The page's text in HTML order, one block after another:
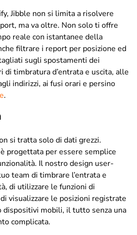
Jibble non si limita a risolvere
ma va oltre. Non solo ti offre
reale con istantanee della
filtrare i report per posizione ed
sugli spostamenti dei
di timbratura d’entrata e uscita, alle
indirizzi, ai fusi orari e persino
.
si tratta solo di dati grezzi.
è progettata per essere semplice
Il nostro design user-
team di timbrare l’entrata e
di utilizzare le funzioni di
visualizzare le posizioni registrate
mobili, il tutto senza una
complicata.